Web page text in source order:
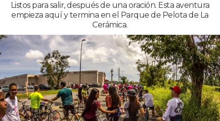
Listos para salir, después de una oración. Esta aventura
empieza aquí y termina en el Parque de Pelota de La
Cerámica.